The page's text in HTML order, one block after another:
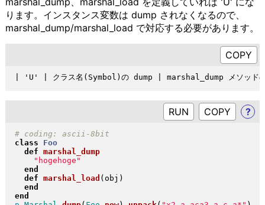
ります。インスタンス変数は dump されなくなるので、
marshal_dump/marshal_load で対応する必要があります。
RUN ?
class
Foo
def marshal_dump
" hogehoge "
end
def marshal_load ( obj )
end
end